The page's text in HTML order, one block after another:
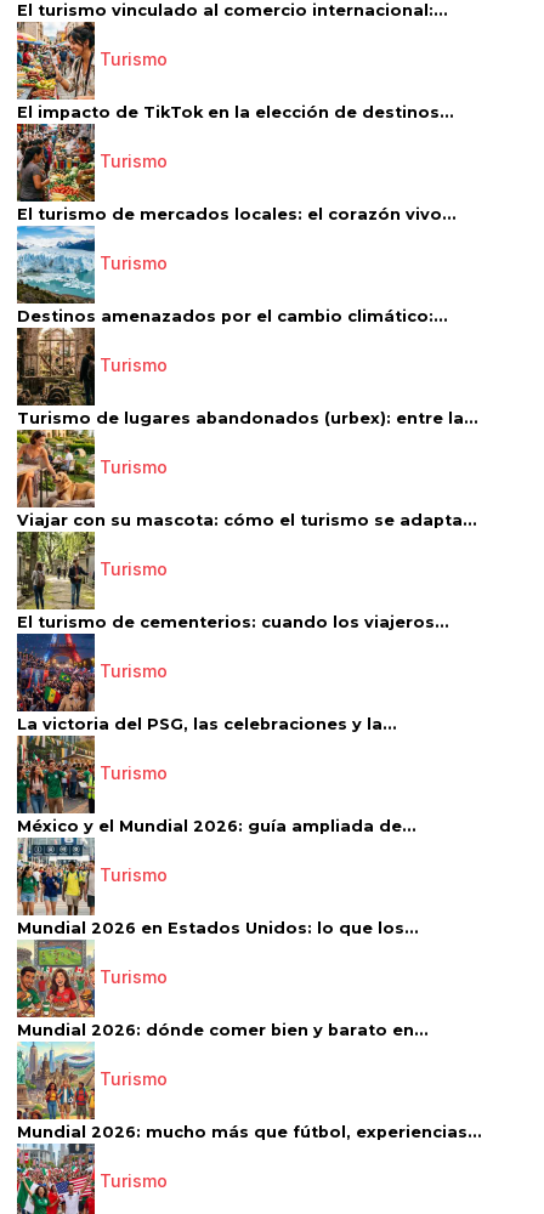
El turismo vinculado al comercio internacional:...
Turismo
El impacto de TikTok en la elección de destinos...
Turismo
El turismo de mercados locales: el corazón vivo...
Turismo
Destinos amenazados por el cambio climático:...
Turismo
Turismo de lugares abandonados (urbex): entre la...
Turismo
Viajar con su mascota: cómo el turismo se adapta...
Turismo
El turismo de cementerios: cuando los viajeros...
Turismo
La victoria del PSG, las celebraciones y la...
Turismo
México y el Mundial 2026: guía ampliada de...
Turismo
Mundial 2026 en Estados Unidos: lo que los...
Turismo
Mundial 2026: dónde comer bien y barato en...
Turismo
Mundial 2026: mucho más que fútbol, experiencias...
Turismo